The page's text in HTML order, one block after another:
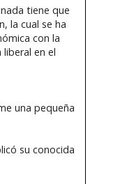
tiene que
la cual se ha
con la
liberal en el
una pequeña
su conocida